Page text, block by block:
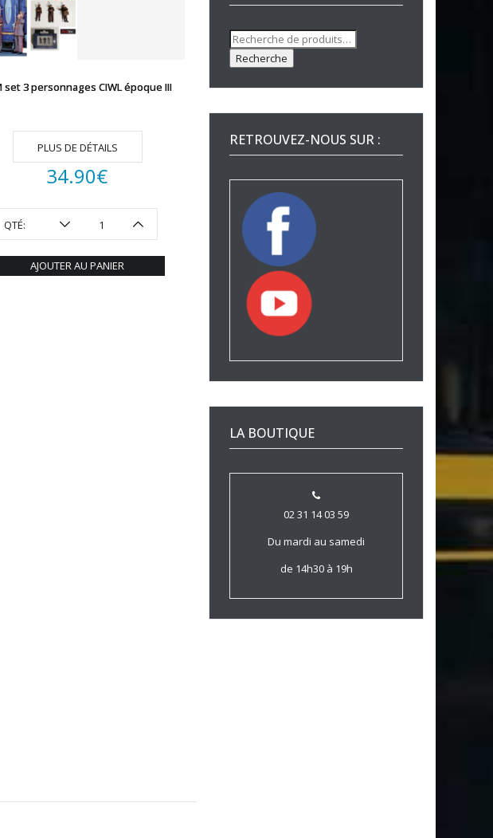
set 3 personnages CIWL époque III
PLUS DE DÉTAILS
34.90€
QTÉ:
AJOUTER AU PANIER
Recherche
pour :
Recherche
RETROUVEZ-NOUS SUR :
LA BOUTIQUE
02 31 14 03 59
Du mardi au samedi
de 14h30 à 19h